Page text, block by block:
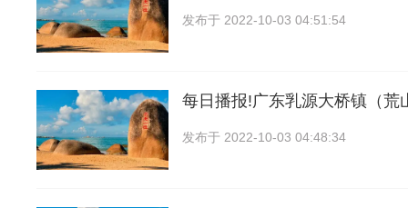
发布于 2022-10-03 04:51:54
每日播报!广东乳源大桥镇（荒
发布于 2022-10-03 04:48:34